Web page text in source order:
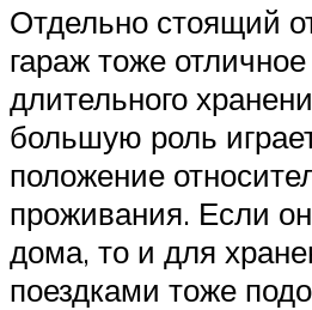
Отдельно стоящий
гараж тоже
длительного
большую роль
положение
проживания. Если
дома, то и для
поездками тоже